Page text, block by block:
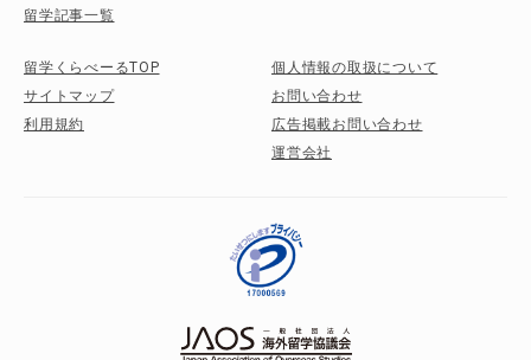
留学記事一覧
留学くらべーるTOP
サイトマップ
利用規約
個人情報の取扱について
お問い合わせ
広告掲載お問い合わせ
運営会社